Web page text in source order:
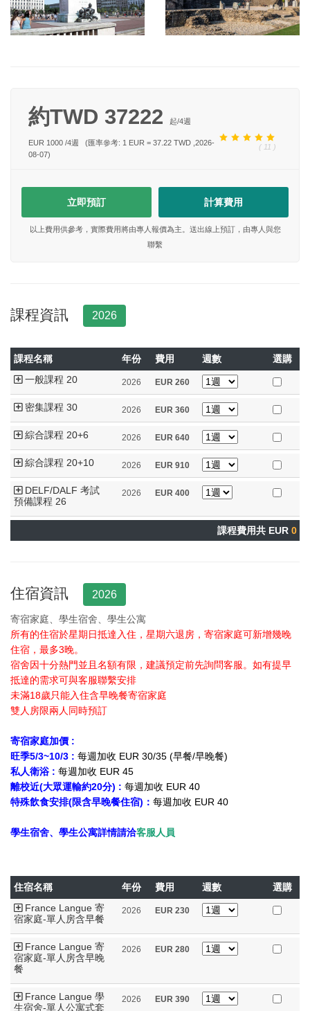
約TWD 37222 起/4週
EUR 1000 /4週 ( 11 )
(匯率參考: 1 EUR = 37.22 TWD ,2026-
08-07)
立即預訂 計算費用
以上費用供參考，實際費用將由專人報價為主。送出線上預訂，由專人與您
聯繫
課程資訊 2026
課程名稱 年份 費用 週數
選購
一般課程 20
2026 EUR 260
密集課程 30 2026 EUR 360
綜合課程 20+6 2026 EUR 640
綜合課程 20+10 2026 EUR 910
DELF/DALF 考試
預備課程 26
2026 EUR 400
課程費用共 EUR 0
住宿資訊 2026
寄宿家庭、學生宿舍、學生公寓
所有的住宿於星期日抵達入住，星期六退房，寄宿家庭可新增幾晚
住宿，最多3晚。
宿舍因十分熱門並且名額有限，建議預定前先詢問客服。如有提早
抵達的需求可與客服聯繫安排
未滿18歲只能入住含早晚餐寄宿家庭
雙人房限兩人同時預訂
寄宿家庭加價 :
旺季5/3~10/3 : 每週加收 EUR 30/35 (早餐/早晚餐)
私人衛浴 : 每週加收 EUR 45
離校近(大眾運輸約20分) : 每週加收 EUR 40
特殊飲食安排(限含早晚餐住宿)： 每週加收 EUR 40
學生宿舍、學生公寓詳情請洽客服人員
住宿名稱 年份 費用 週數
選購
France Langue 寄
宿家庭-單人房含早餐
2026 EUR 230
France Langue 寄
宿家庭-單人房含早晚
餐
2026 EUR 280
France Langue 學
生宿舍-單人公寓式套
2026 EUR 390